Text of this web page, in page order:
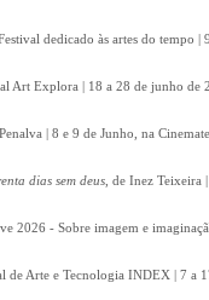
dedicado às artes do tempo
Art Explora | 18 a 28 de junho de
| 8 e 9 de Junho, na
dias sem deus , de Inez
2026 - Sobre imagem e
de Arte e Tecnologia INDEX | 7 a